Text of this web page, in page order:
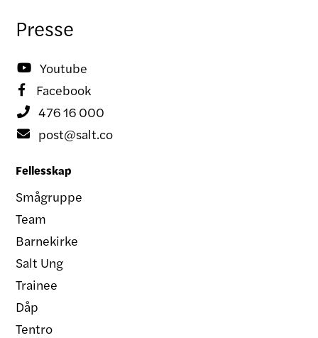
Presse
 Youtube
 Facebook
 476 16 000
 post@salt.co
Fellesskap
Smågruppe
Team
Barnekirke
Salt Ung
Trainee
Dåp
Tentro